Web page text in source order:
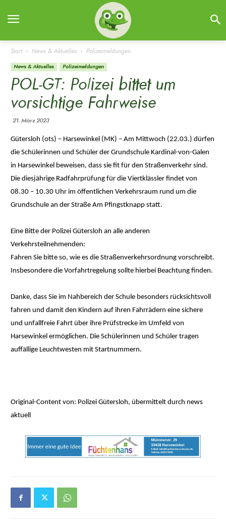
Start News & Aktuelles Polizeimeldungen
News & Aktuelles Polizeimeldungen
POL-GT: Polizei bittet um
vorsichtige Fahrweise
21. März 2023
Gütersloh (ots) – Harsewinkel (MK) – Am Mittwoch (22.03.) dürfen
die Schülerinnen und Schüler der Grundschule Kardinal-von-Galen
in Harsewinkel beweisen, dass sie fit für den Straßenverkehr sind.
Die diesjährige Radfahrprüfung für die Viertklässler findet von
08.30 – 10.30 Uhr im öffentlichen Verkehrsraum rund um die
Grundschule an der Straße Am Pfingstknapp statt.
Eine Bitte der Polizei Gütersloh an alle anderen
Verkehrsteilnehmenden:
Fahren Sie bitte so, wie es die Straßenverkehrsordnung vorschreibt.
Insbesondere die Vorfahrtregelung sollte hierbei Beachtung finden.
Danke, dass Sie im Nahbereich der Schule besonders rücksichtsvoll
fahren und damit den Kindern auf ihren Fahrrädern eine sichere
und unfallfreie Fahrt über ihre Prüfstrecke im Umfeld von
Harsewinkel ermöglichen. Die Schülerinnen und Schüler tragen
auffällige Leuchtwesten mit Startnummern.
Original-Content von: Polizei Gütersloh, übermittelt durch news
aktuell